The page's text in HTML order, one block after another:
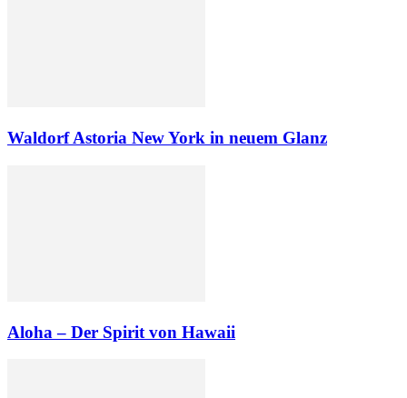
Waldorf Astoria New York in neuem Glanz
Aloha – Der Spirit von Hawaii